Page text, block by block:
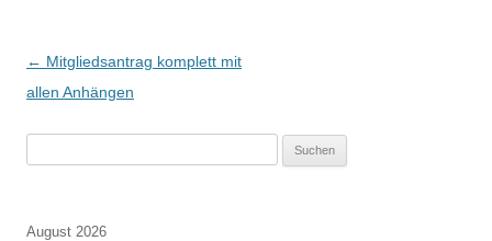
Beitragsnavigation
← Mitgliedsantrag komplett mit
allen Anhängen
August 2026